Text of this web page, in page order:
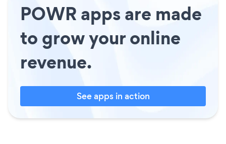
POWR apps are made
to grow your online
revenue.
See apps in action